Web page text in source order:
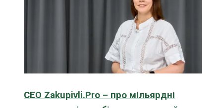
CEO Zakupivli.Pro – про мільярдні